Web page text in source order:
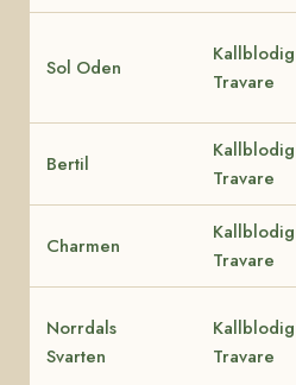
Sol Oden
Kallblodig
Travare
Bertil
Kallblodig
Travare
Charmen
Kallblodig
Travare
Norrdals
Svarten
Kallblodig
Travare